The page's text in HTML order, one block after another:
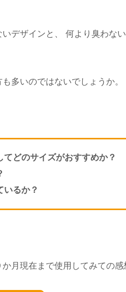
デザインと、 何より臭わな
多いのではないでしょうか。
てどのサイズがおすすめか？
いるか？
月現在まで使用してみての感